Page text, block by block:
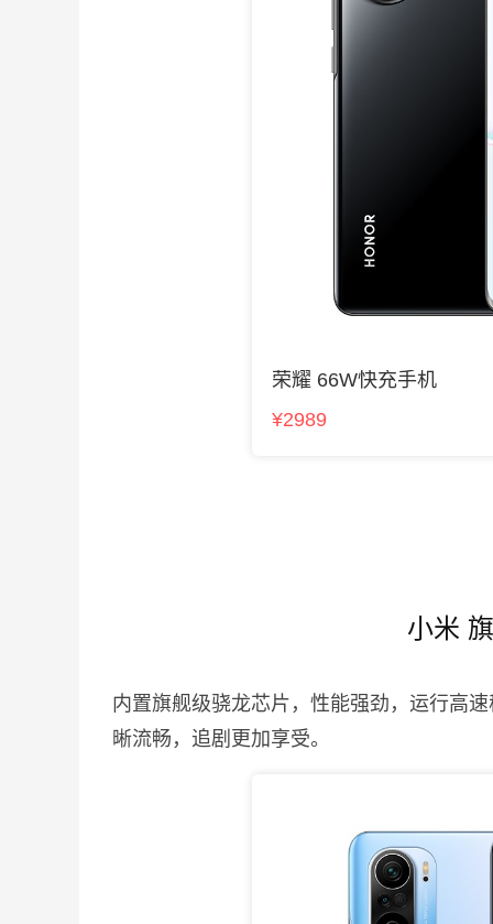
荣耀 66W快充手机
¥2989
小米
内置旗舰级骁龙芯片，性能强劲，运行高
晰流畅，追剧更加享受。